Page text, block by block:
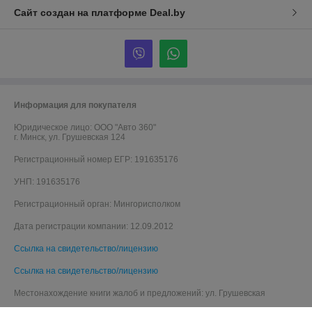
Сайт создан на платформе Deal.by
Информация для покупателя
Юридическое лицо: ООО "Авто 360"
г. Минск, ул. Грушевская 124
Регистрационный номер ЕГР: 191635176
УНП: 191635176
Регистрационный орган: Мингорисполком
Дата регистрации компании: 12.09.2012
Ссылка на свидетельство/лицензию
Ссылка на свидетельство/лицензию
Местонахождение книги жалоб и предложений: ул. Грушевская